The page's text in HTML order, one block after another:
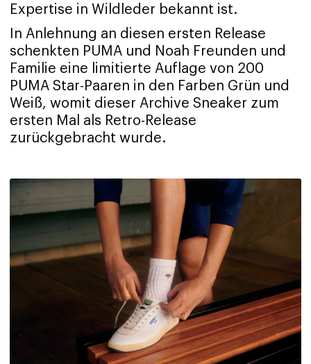
Expertise in Wildleder bekannt ist.
In Anlehnung an diesen ersten Release
schenkten PUMA und Noah Freunden und
Familie eine limitierte Auflage von 200
PUMA Star-Paaren in den Farben Grün und
Weiß, womit dieser Archive Sneaker zum
ersten Mal als Retro-Release
zurückgebracht wurde.